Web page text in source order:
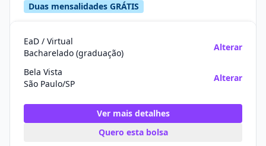
Duas mensalidades GRÁTIS
EaD / Virtual
Bacharelado (graduação)
Alterar
Bela Vista
São Paulo/SP
Alterar
Ver mais detalhes
Quero esta bolsa